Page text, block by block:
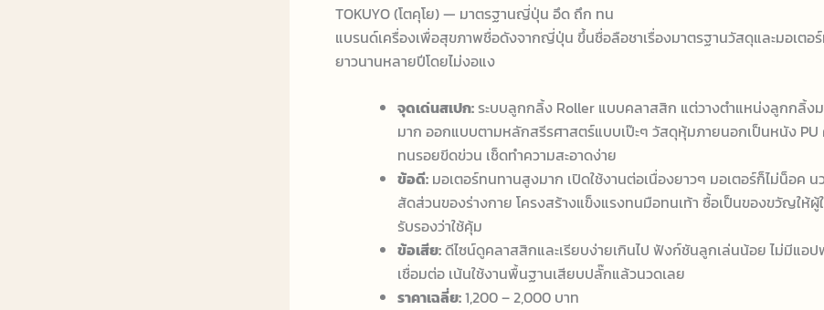
TOKUYO (โตคุโย) — มาตรฐานญี่ปุ่น อึด ถึก ทน
แบรนด์เครื่องเพื่อสุขภาพชื่อดังจากญี่ปุ่น ขึ้นชื่อลือชาเรื่องมาตรฐานวัสดุและมอเตอร์
ยาวนานหลายปีโดยไม่งอแง
จุดเด่นสเปก:ระบบลูกกลิ้ง Roller แบบคลาสสิก แต่วางตำแหน่งลูกกลิ้ง
มาก ออกแบบตามหลักสรีรศาสตร์แบบเป๊ะๆ วัสดุหุ้มภายนอกเป็นหนัง
ทนรอยขีดข่วน เช็ดทำความสะอาดง่าย
ข้อดี: มอเตอร์ทนทานสูงมาก เปิดใช้งานต่อเนื่องยาวๆ มอเตอร์ก็ไม่น็อค น
สัดส่วนของร่างกาย โครงสร้างแข็งแรงทนมือทนเท้า ซื้อเป็นของขวัญให้
รับรองว่าใช้คุ้ม
ข้อเสีย:ดีไซน์ดูคลาสสิกและเรียบง่ายเกินไป ฟังก์ชันลูกเล่นน้อย ไม่มีแอ
เชื่อมต่อ เน้นใช้งานพื้นฐานเสียบปลั๊กแล้วนวดเลย
ราคาเฉลี่ย:1,200 – 2,000 บาท